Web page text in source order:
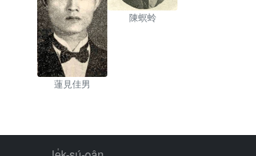
陳螟蛉
蓮見佳男